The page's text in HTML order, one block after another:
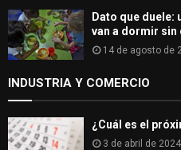
Dato que duele:
van a dormir sin
14 de agosto de
INDUSTRIA Y COMERCIO
¿Cuál es el
3 de abril de 2024